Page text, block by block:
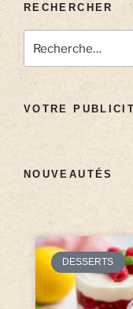
RECHERCHER
VOTRE
NOUVEAUTÉS
DESSERTS